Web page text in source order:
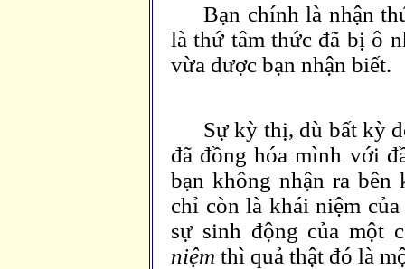
Bạn chính là nhận
là thứ tâm thức đã bị ô
vừa được bạn nhận biết.
Sự kỳ thị, dù bất kỳ
đã đồng hóa mình với
bạn không nhận ra
chỉ còn là khái niệm
sự sinh động của một
niệm thì quả thật đó là